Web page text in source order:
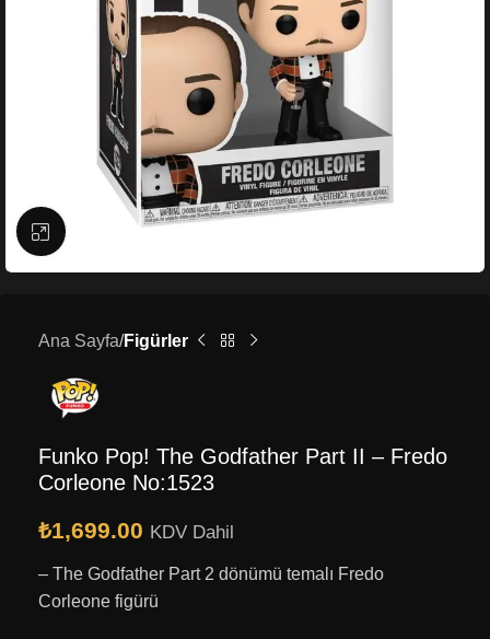
Büyütmek için tıklayın
Ana Sayfa Figürler
Funko Pop! The Godfather Part II – Fredo
Corleone No:1523
₺1,699.00 KDV Dahil
– The Godfather Part 2 dönümü temalı Fredo
Corleone figürü